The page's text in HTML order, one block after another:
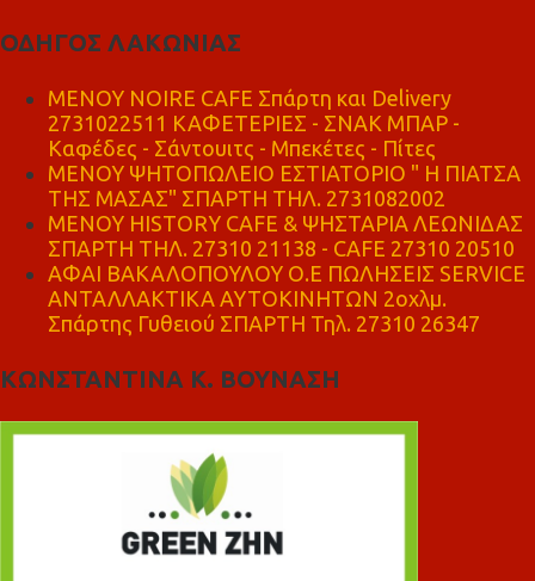
ΟΔΗΓΟΣ ΛΑΚΩΝΙΑΣ
MENOY NOIRE CAFE Σπάρτη και Delivery
2731022511 ΚΑΦΕΤΕΡΙΕΣ - ΣΝΑΚ ΜΠΑΡ -
Καφέδες - Σάντουιτς - Μπεκέτες - Πίτες
ΜΕΝΟΥ ΨΗΤΟΠΩΛΕΙΟ ΕΣΤΙΑΤΟΡΙΟ " Η ΠΙΑΤΣΑ
ΤΗΣ ΜΑΣΑΣ" ΣΠΑΡΤΗ ΤΗΛ. 2731082002
ΜΕΝΟΥ HISTORY CAFE & ΨΗΣΤΑΡΙΑ ΛΕΩΝΙΔΑΣ
ΣΠΑΡΤΗ ΤΗΛ. 27310 21138 - CAFE 27310 20510
ΑΦΑΙ ΒΑΚΑΛΟΠΟΥΛΟΥ Ο.Ε ΠΩΛΗΣΕΙΣ SERVICE
ΑΝΤΑΛΛΑΚΤΙΚΑ ΑΥΤΟΚΙΝΗΤΩΝ 2οχλμ.
Σπάρτης Γυθειού ΣΠΑΡΤΗ Τηλ. 27310 26347
ΚΩΝΣΤΑΝΤΙΝΑ Κ. ΒΟΥΝΑΣΗ